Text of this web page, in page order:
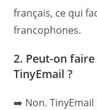
français, ce qui
francophones.
2. Peut-on
TinyEmail ?
➡️ Non. TinyEmail